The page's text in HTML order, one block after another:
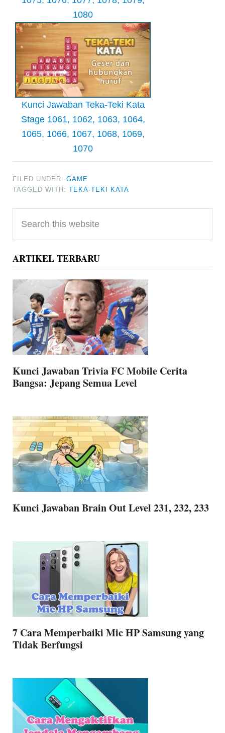
1080
Kunci Jawaban Teka-Teki Kata
Stage 1061, 1062, 1063, 1064,
1065, 1066, 1067, 1068, 1069,
1070
FILED UNDER:GAME
TAGGED WITH:TEKA-TEKI KATA
Primary
Sidebar
this
website
ARTIKEL TERBARU
Kunci Jawaban Trivia FC Mobile Cerita
Bangsa: Jepang Semua Level
Kunci Jawaban Brain Out Level 231, 232, 233
7 Cara Memperbaiki Mic HP Samsung yang
Tidak Berfungsi